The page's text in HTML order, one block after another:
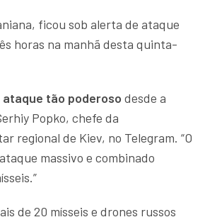
ficou sob alerta de ataque
horas na manhã desta quinta-
ataque tão poderoso desde a
Popko, chefe da
regional de Kiev, no Telegram. “O
massivo e combinado
de 20 mísseis e drones russos